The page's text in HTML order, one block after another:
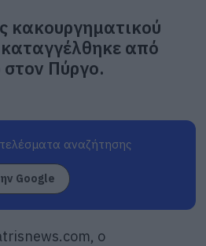
κακουργηματικού
από
Πύργο.
αναζήτησης
Google
ο